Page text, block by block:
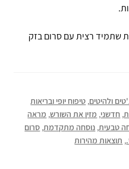
שתמיד רצית עם סרום בזק
ולהיטים, טיפוח יופי ובריאות
, חדשני, מזין את השורש, מראה
טבעית, נוסחה מתקדמת, סרום
, תוצאות מהירות